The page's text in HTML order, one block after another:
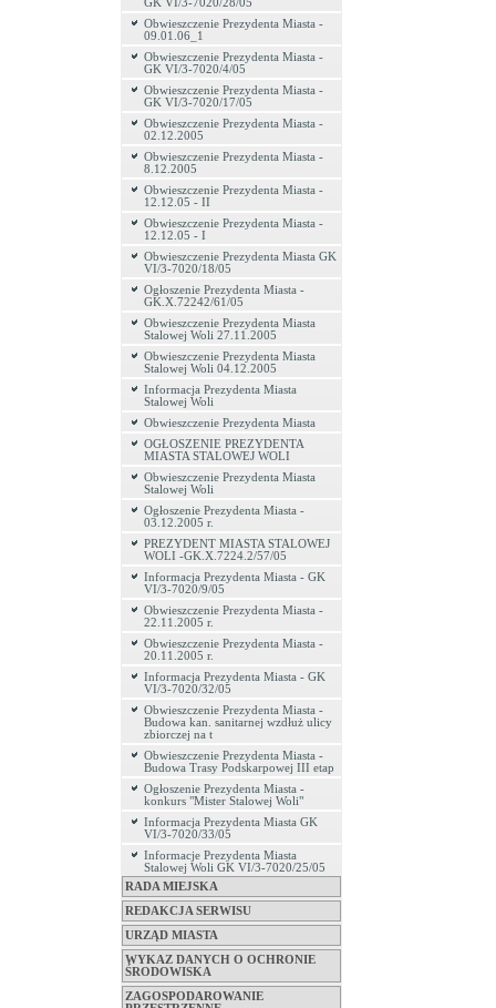
GK VI/3-7020/28/05
Obwieszczenie Prezydenta Miasta -
09.01.06_1
Obwieszczenie Prezydenta Miasta -
GK VI/3-7020/4/05
Obwieszczenie Prezydenta Miasta -
GK VI/3-7020/17/05
Obwieszczenie Prezydenta Miasta -
02.12.2005
Obwieszczenie Prezydenta Miasta -
8.12.2005
Obwieszczenie Prezydenta Miasta -
12.12.05 - II
Obwieszczenie Prezydenta Miasta -
12.12.05 - I
Obwieszczenie Prezydenta Miasta GK
VI/3-7020/18/05
Ogłoszenie Prezydenta Miasta -
GK.X.72242/61/05
Obwieszczenie Prezydenta Miasta
Stalowej Woli 27.11.2005
Obwieszczenie Prezydenta Miasta
Stalowej Woli 04.12.2005
Informacja Prezydenta Miasta
Stalowej Woli
Obwieszczenie Prezydenta Miasta
OGŁOSZENIE PREZYDENTA
MIASTA STALOWEJ WOLI
Obwieszczenie Prezydenta Miasta
Stalowej Woli
Ogłoszenie Prezydenta Miasta -
03.12.2005 r.
PREZYDENT MIASTA STALOWEJ
WOLI -GK.X.7224.2/57/05
Informacja Prezydenta Miasta - GK
VI/3-7020/9/05
Obwieszczenie Prezydenta Miasta -
22.11.2005 r.
Obwieszczenie Prezydenta Miasta -
20.11.2005 r.
Informacja Prezydenta Miasta - GK
VI/3-7020/32/05
Obwieszczenie Prezydenta Miasta -
Budowa kan. sanitarnej wzdłuż ulicy
zbiorczej na t
Obwieszczenie Prezydenta Miasta -
Budowa Trasy Podskarpowej III etap
Ogłoszenie Prezydenta Miasta -
konkurs "Mister Stalowej Woli"
Informacja Prezydenta Miasta GK
VI/3-7020/33/05
Informacje Prezydenta Miasta
Stalowej Woli GK VI/3-7020/25/05
RADA MIEJSKA
REDAKCJA SERWISU
URZĄD MIASTA
WYKAZ DANYCH O OCHRONIE
ŚRODOWISKA
ZAGOSPODAROWANIE